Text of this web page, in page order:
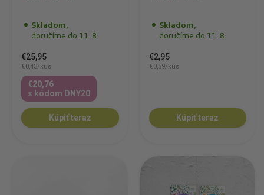
Skladom,
doručíme do 11. 8.
€25,95
€0,43/kus
€20,76
s kódom DNY20
Kúpiť teraz
Skladom,
doručíme do 11. 8.
€2,95
€0,59/kus
Kúpiť teraz